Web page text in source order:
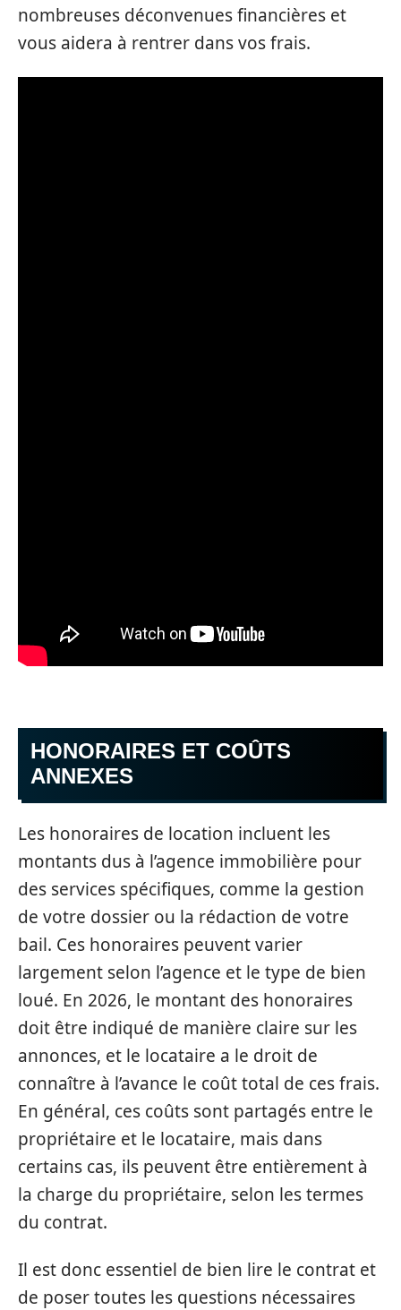
nombreuses déconvenues financières et
vous aidera à rentrer dans vos frais.
HONORAIRES ET COÛTS
ANNEXES
Les honoraires de location incluent les
montants dus à l’agence immobilière pour
des services spécifiques, comme la gestion
de votre dossier ou la rédaction de votre
bail. Ces honoraires peuvent varier
largement selon l’agence et le type de bien
loué. En 2026, le montant des honoraires
doit être indiqué de manière claire sur les
annonces, et le locataire a le droit de
connaître à l’avance le coût total de ces frais.
En général, ces coûts sont partagés entre le
propriétaire et le locataire, mais dans
certains cas, ils peuvent être entièrement à
la charge du propriétaire, selon les termes
du contrat.
Il est donc essentiel de bien lire le contrat et
de poser toutes les questions nécessaires